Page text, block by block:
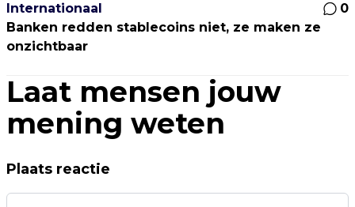
Internationaal
0
Banken redden stablecoins niet, ze maken ze
onzichtbaar
Laat mensen jouw
mening weten
Plaats reactie